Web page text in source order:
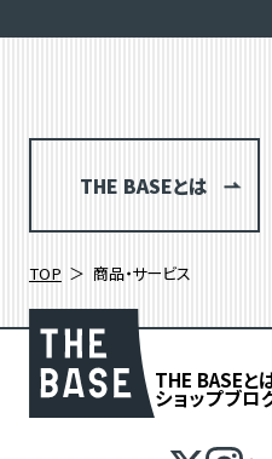
THE BASEとは
TOP 商品・サービス
THE BASEと
ショップブロ